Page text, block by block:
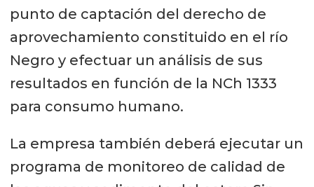
punto de captación del derecho de
aprovechamiento constituido en el río
Negro y efectuar un análisis de sus
resultados en función de la NCh 1333
para consumo humano.
La empresa también deberá ejecutar un
programa de monitoreo de calidad de